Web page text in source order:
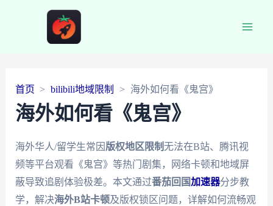
首页 bilibili地域限制 海外如何看《鬼宫》
海外如何看《鬼宫》
海外华人/留学生常因 版权地区限制无法在B站、腾讯视
频等平台观看《鬼宫》等热门剧集，网络卡顿和地域屏
蔽导致追剧体验极差。本文通过番茄回国加速器分步教
学，解决海外B站卡顿及版权锁区问题，详解如何流畅观